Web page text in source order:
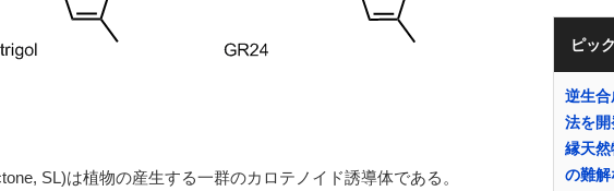
SL)は植物の産生する一群のカロテノイド誘導体である。
ピッ
逆生
法を
縁天
の難解